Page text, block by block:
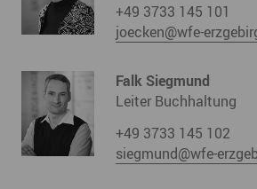
+49 3733 145 101
joecken@wfe-
Falk Siegmund
Leiter Buchhaltung
+49 3733 145 102
siegmund@wfe-